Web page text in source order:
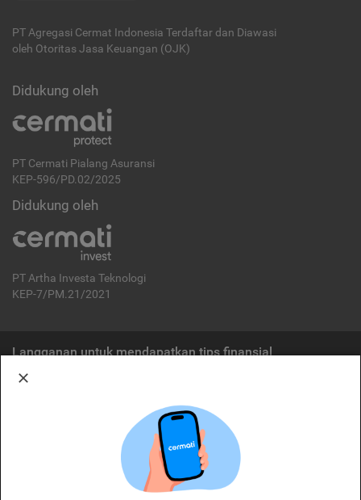
PT Agregasi Cermat Indonesia Terdaftar dan Diawasi
oleh Otoritas Jasa Keuangan (OJK)
Didukung oleh
PT Cermati Pialang Asuransi
KEP-596/PD.02/2025
Didukung oleh
PT Artha Investa Teknologi
KEP-7/PM.21/2021
Langganan untuk mendapatkan tips finansial
Cermati merupakan penyelenggara agregasi jasa keuangan yang terdaftar di
OJK. Oleh karena itu, produk dan/atau layanan jasa keuangan yang
ditawarkan bukan merupakan produk dan/atau layanan jasa keuangan yang
diterbitkan oleh Cermati dan Cermati tidak bertanggung jawab atas tuntutan